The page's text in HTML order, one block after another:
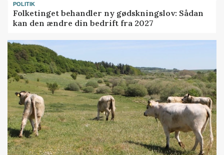
POLITIK
Folketinget behandler ny gødskningslov: Sådan
kan den ændre din bedrift fra 2027